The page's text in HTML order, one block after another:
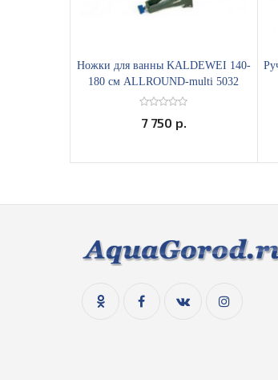
Ножки для ванны KALDEWEI 140-
180 см ALLROUND-multi 5032
7 750 р.